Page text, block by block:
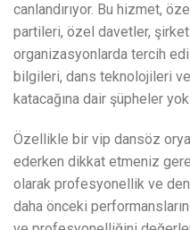
canlandırıyor. Bu hizmet,
partileri, özel davetler,
organizasyonlarda tercih
bilgileri, dans teknolojileri
katacağına dair şüpheler yok.
Özellikle bir vip dansöz
ederken dikkat etmeniz
olarak profesyonellik ve
daha önceki